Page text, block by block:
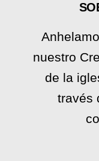
nuestro
de la
través